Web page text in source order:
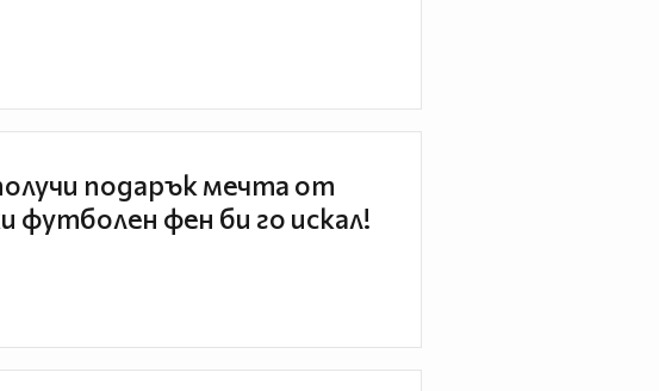
подарък мечта от
футболен фен би го искал!